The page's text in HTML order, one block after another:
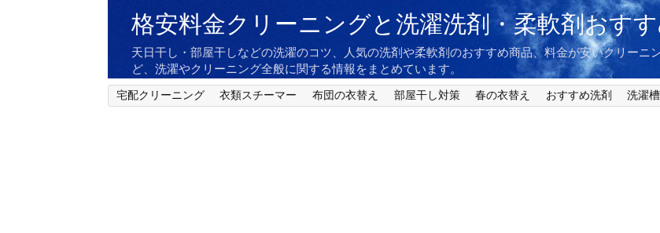
格安料金クリーニングと洗濯洗剤・柔軟剤おす
天日干し・部屋干しなどの洗濯のコツ、人気の洗剤や柔軟剤のおすすめ商品、料金が安いクリーニ
ど、洗濯やクリーニング全般に関する情報をまとめています。
宅配クリーニング 衣類スチーマー 布団の衣替え 部屋干し対策 春の衣替え おすすめ洗剤 洗濯